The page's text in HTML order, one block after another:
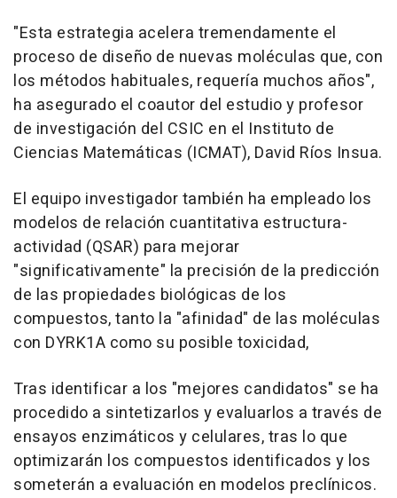
"Esta estrategia acelera tremendamente el
proceso de diseño de nuevas moléculas que, con
los métodos habituales, requería muchos años",
ha asegurado el coautor del estudio y profesor
de investigación del CSIC en el Instituto de
Ciencias Matemáticas (ICMAT), David Ríos Insua.
El equipo investigador también ha empleado los
modelos de relación cuantitativa estructura-
actividad (QSAR) para mejorar
"significativamente" la precisión de la predicción
de las propiedades biológicas de los
compuestos, tanto la "afinidad" de las moléculas
con DYRK1A como su posible toxicidad,
Tras identificar a los "mejores candidatos" se ha
procedido a sintetizarlos y evaluarlos a través de
ensayos enzimáticos y celulares, tras lo que
optimizarán los compuestos identificados y los
someterán a evaluación en modelos preclínicos.